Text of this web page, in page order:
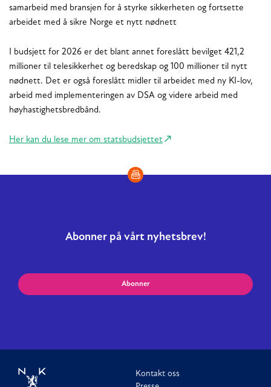
samarbeid med bransjen for å styrke sikkerheten og fortsette
arbeidet med å sikre Norge et nytt nødnett
I budsjett for 2026 er det blant annet foreslått bevilget 421,2
millioner til telesikkerhet og beredskap og 100 millioner til nytt
nødnett. Det er også foreslått midler til arbeidet med ny KI-lov,
arbeid med implementeringen av DSA og videre arbeid med
høyhastighetsbredbånd.
Her kan du lese mer om statsbudsjettet
Abonner på vårt nyhetsbrev!
Abonner
Kontakt oss